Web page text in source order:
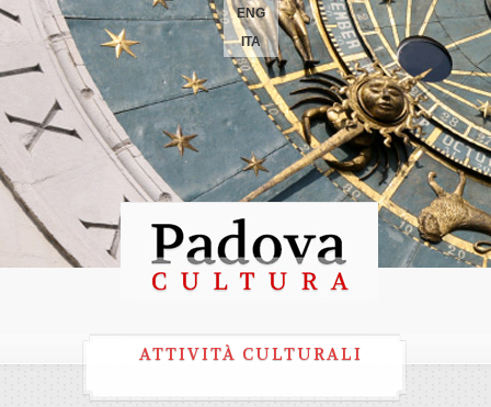
ENG
ITA
ATTIVITÀ CULTURALI